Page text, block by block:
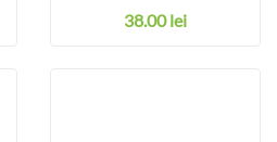
38.00lei